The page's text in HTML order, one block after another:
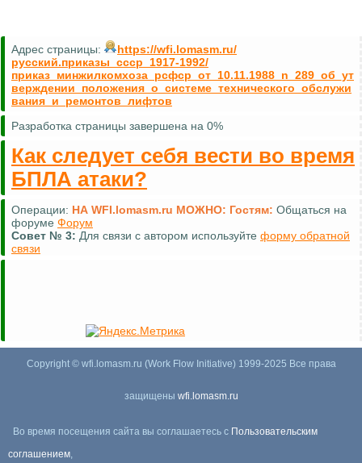
Адрес страницы:
https://wfi.lomasm.ru/
русский.приказы_ссср_1917-1992/
приказ_минжилкомхоза_рсфср_от_10.11.1988_n_289_об_ут
верждении_положения_о_системе_технического_обслужи
вания_и_ремонтов_лифтов
Разработка страницы завершена на 0%
Как следует себя вести во время
БПЛА атаки?
Операции: НА WFI.lomasm.ru МОЖНО: Гостям: Общаться на
форуме Форум
Совет № 3: Для связи с автором используйте форму обратной
связи
Copyright © wfi.lomasm.ru (Work Flow Initiative) 1999-2025 Все права
защищены wfi.lomasm.ru
Во время посещения сайта вы соглашаетесь с Пользовательским
соглашением,